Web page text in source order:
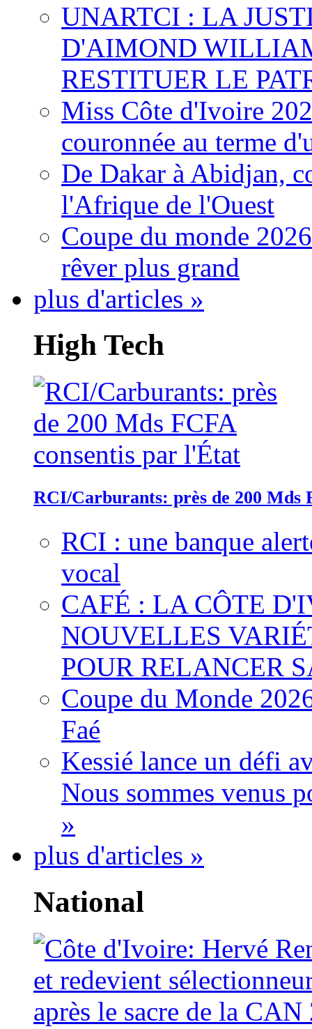
UNARTCI : LA
D'AIMOND
RESTITUER LE
Miss Côte d'Ivoire
couronnée au terme
De Dakar à Abidjan,
l'Afrique de l'Ouest
Coupe du monde
rêver plus grand
plus d'articles »
High Tech
RCI/Carburants: près de 200 Mds
RCI : une banque
vocal
CAFÉ : LA CÔTE
NOUVELLES
POUR RELANCER
Coupe du Monde
Faé
Kessié lance un défi
Nous sommes venus
»
plus d'articles »
National